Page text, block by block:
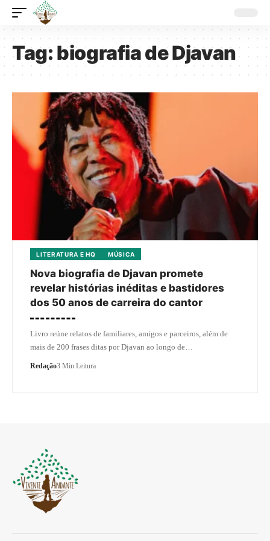
Tag:biografia de Djavan
LITERATURA E HQ MÚSICA
Nova biografia de Djavan promete
revelar histórias inéditas e bastidores
dos 50 anos de carreira do cantor
Livro reúne relatos de familiares, amigos e parceiros, além de
mais de 200 frases ditas por Djavan ao longo de…
Redação3 Min Leitura